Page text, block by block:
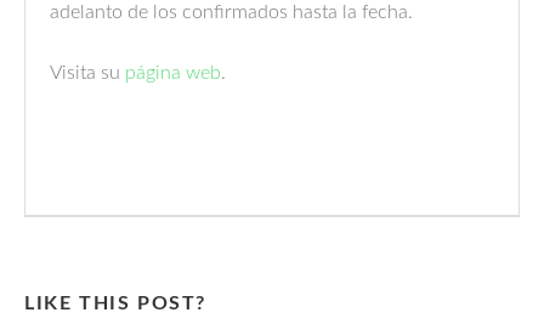
adelanto de los confirmados hasta la fecha.
Visita su página web.
LIKE THIS POST?